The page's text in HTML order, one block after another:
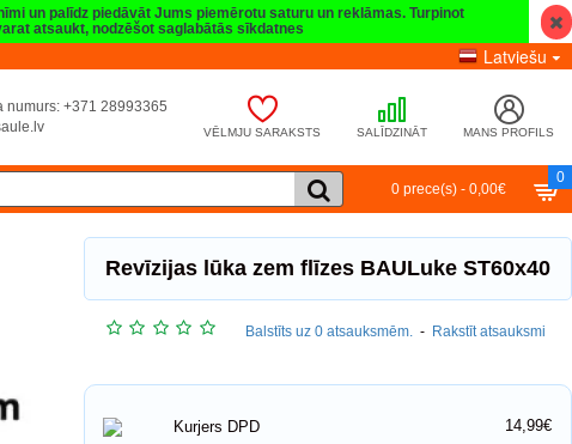
un palīdz piedāvāt Jums piemērotu saturu un reklāmas. Turpinot
atsaukt, nodzēšot saglabātās sīkdatnes
Latviešu
numurs: +371 28993365
VĒLMJU SARAKSTS SALĪDZINĀT MANS PROFILS
0 prece(s) - 0,00€
0
Revīzijas lūka zem flīzes BAULuke ST60x40
Balstīts uz 0 atsauksmēm. - Rakstīt atsauksmi
Kurjers DPD
14,99€